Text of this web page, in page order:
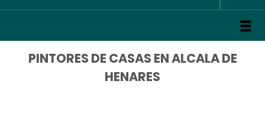
PINTORES DE CASAS EN ALCALA DE
HENARES